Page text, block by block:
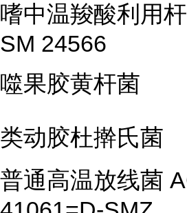
嗜中温羧酸利用
SM 24566
噬果胶黄杆菌
类动胶杜擀氏菌
普通高温放线菌